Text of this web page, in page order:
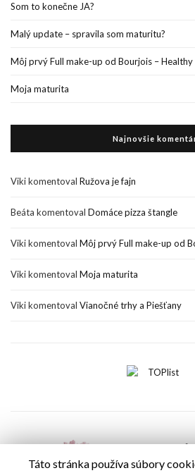
Som to konečne JA?
Malý update – spravila som maturitu?
Môj prvý Full make-up od Bourjois – Healthy
Moja maturita
Najnovšie
Vikikomentoval Ružova je fajn
Beáta komentoval Domáce pizza štangle
Vikikomentoval Môj prvý Full make-up od
Vikikomentoval Moja maturita
Vikikomentoval Vianočné trhy a Piešťany
Táto stránka používa súbory